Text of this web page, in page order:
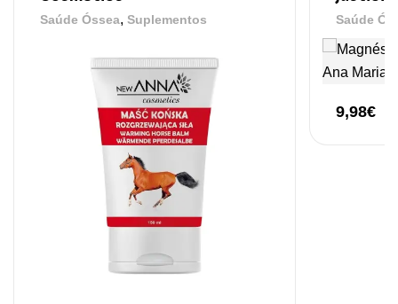
Suplementos,Vitaminas e Minerais
Saúde Óssea, Suplementos Saúde
9,98€